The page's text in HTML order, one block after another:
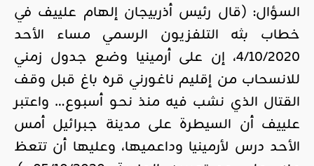
السؤال: (قال رئيس أذربيجان إلهام علييف في
خطاب بثه التلفزيون الرسمي مساء الأحد
4/10/2020، إن على أرمينيا وضع جدول زمني
للانسحاب من إقليم ناغورني قره باغ قبل وقف
القتال الذي نشب فيه منذ نحو أسبوع… واعتبر
علييف أن السيطرة على مدينة جبرائيل أمس
الأحد درس لأرمينيا وداعميها، وعليها أن تتعظ